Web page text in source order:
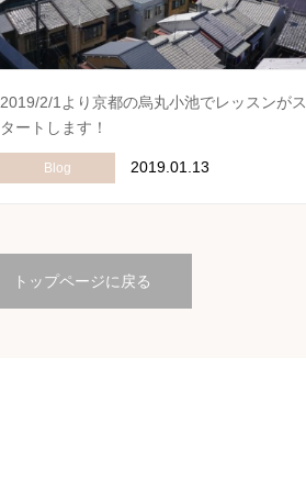
2019/2/1より京都の烏丸小池でレッスンがス
タートします！
Blog 2019.01.13
トップページに戻る